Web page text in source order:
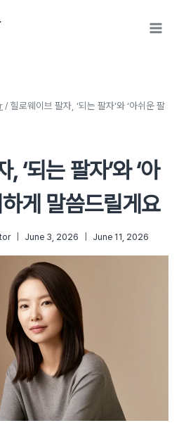
/힐로웨이브 팔자, ‘되는 팔자’와 ‘아쉬운 팔
‘되는 팔자’와 ‘아
게 말씀드릴게요
June 3, 2026 June 11, 2026